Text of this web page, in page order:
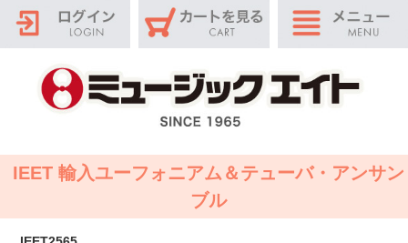
IEET 輸入ユーフォニアム＆テューバ・アンサン
ブル